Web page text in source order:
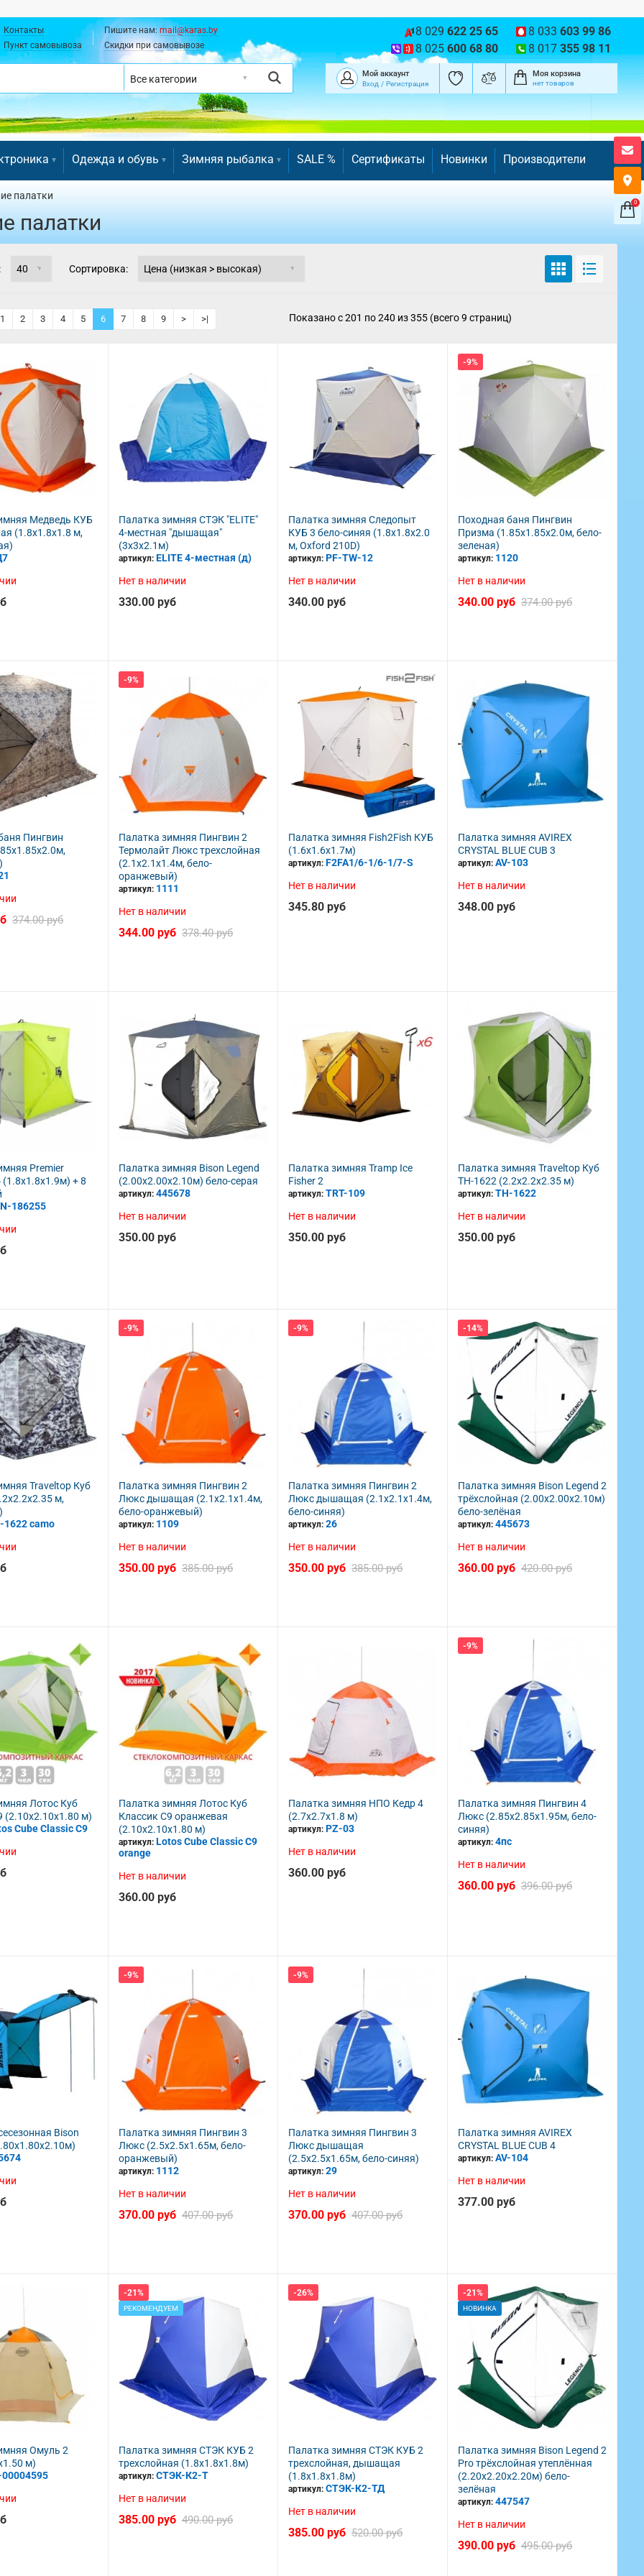
Контакты
Пункт самовывоза
Пишите нам:mail@karas.by
Скидки при самовывозе
8 029 622 25 65 8 033603 99 86
8 025 600 68 80 8 017355 98 11
Мой аккаунт
Вход / Регистрация
Моя корзина
нет товаров
Одежда и обувь Зимняя рыбалка SALE % Сертификаты Новинки Производители
палатки
руб
Ninja Match LT 3000-C-DH
Артикул: 448664
в наличии
2000S
Артикул:
165.00 руб
2500S
Артикул:
Скородное
понравился.
все пришли.буду
Леонид, Минск
Отличный магазин , качество
прекрасное очень советую этот
магазин.Большо е спасибо ребятам.
28 11 2018
Сергей, Гомель
Приобретал в данном магазине
воблера, все пришло вовремя, и в
отличном качестве.Спаси бо за
хорошую работу.
Денис, Гродно
Лутший магазин
16 05 2021
палатки
Сортировка:
1 2 3 4 5 6 7 8 9 > >| Показано с 201 по 240 из 355 (всего 9 страниц)
Медведь КУБ
(1.8х1.8х1.8 м,
Палатка зимняя СТЭК "ELITE"
4-местная "дышащая"
(3х3х2.1м)
артикул: ELITE 4-местная (д)
Нет в наличии
330.00 руб
Палатка зимняя Следопыт
КУБ 3 бело-синяя (1.8х1.8х2.0
м, Oxford 210D)
артикул: PF-TW-12
Нет в наличии
340.00 руб
-9%
Походная баня Пингвин
Призма (1.85х1.85х2.0м, бело-
зеленая)
артикул: 1120
Нет в наличии
340.00 руб 374.00 руб
Пингвин
374.00 руб
-9%
Палатка зимняя Пингвин 2
Термолайт Люкс трехслойная
(2.1х2.1х1.4м, бело-
оранжевый)
артикул: 1111
Нет в наличии
344.00 руб 378.40 руб
Палатка зимняя Fish2Fish КУБ
(1.6x1.6x1.7м)
артикул: F2FA1/6-1/6-1/7-S
Нет в наличии
345.80 руб
Палатка зимняя AVIREX
CRYSTAL BLUE CUB 3
артикул: AV-103
Нет в наличии
348.00 руб
Premier
(1.8х1.8х1.9м) + 8
186255
Палатка зимняя Bison Legend
(2.00х2.00х2.10м) бело-серая
артикул: 445678
Нет в наличии
350.00 руб
Палатка зимняя Tramp Ice
Fisher 2
артикул: TRT-109
Нет в наличии
350.00 руб
Палатка зимняя Traveltop Куб
TH-1622 (2.2x2.2x2.35 м)
артикул: TH-1622
Нет в наличии
350.00 руб
Traveltop Куб
м,
1622 camo
-9%
Палатка зимняя Пингвин 2
Люкс дышащая (2.1х2.1х1.4м,
бело-оранжевый)
артикул: 1109
Нет в наличии
350.00 руб 385.00 руб
-9%
Палатка зимняя Пингвин 2
Люкс дышащая (2.1х2.1х1.4м,
бело-синяя)
артикул: 26
Нет в наличии
350.00 руб 385.00 руб
-14%
Палатка зимняя Bison Legend 2
трёхслойная (2.00х2.00х2.10м)
бело-зелёная
артикул: 445673
Нет в наличии
360.00 руб 420.00 руб
Лотос Куб
(2.10x2.10x1.80 м)
Cube Classic C9
Палатка зимняя Лотос Куб
Классик С9 оранжевая
(2.10x2.10x1.80 м)
артикул: Lotos Cube Classic C9
orange
Нет в наличии
360.00 руб
Палатка зимняя НПО Кедр 4
(2.7х2.7х1.8 м)
артикул: PZ-03
Нет в наличии
360.00 руб
-9%
Палатка зимняя Пингвин 4
Люкс (2.85х2.85х1.95м, бело-
синяя)
артикул: 4пс
Нет в наличии
360.00 руб 396.00 руб
Bison
-9%
Палатка зимняя Пингвин 3
Люкс (2.5х2.5х1.65м, бело-
оранжевый)
артикул: 1112
Нет в наличии
370.00 руб 407.00 руб
-9%
Палатка зимняя Пингвин 3
Люкс дышащая
(2.5х2.5х1.65м, бело-синяя)
артикул: 29
Нет в наличии
370.00 руб 407.00 руб
Палатка зимняя AVIREX
CRYSTAL BLUE CUB 4
артикул: AV-104
Нет в наличии
377.00 руб
Омуль 2
м)
-21%
РЕКОМЕНДУЕМ
Палатка зимняя СТЭК КУБ 2
трехслойная (1.8х1.8х1.8м)
артикул: СТЭК-К2-Т
Нет в наличии
385.00 руб 490.00 руб
-26%
Палатка зимняя СТЭК КУБ 2
трехслойная, дышащая
(1.8х1.8х1.8м)
артикул: СТЭК-К2-ТД
Нет в наличии
385.00 руб 520.00 руб
-21%
НОВИНКА
Палатка зимняя Bison Legend 2
Pro трёхслойная утеплённая
(2.20х2.20х2.20м) бело-
зелёная
артикул: 447547
Нет в наличии
390.00 руб 495.00 руб
0